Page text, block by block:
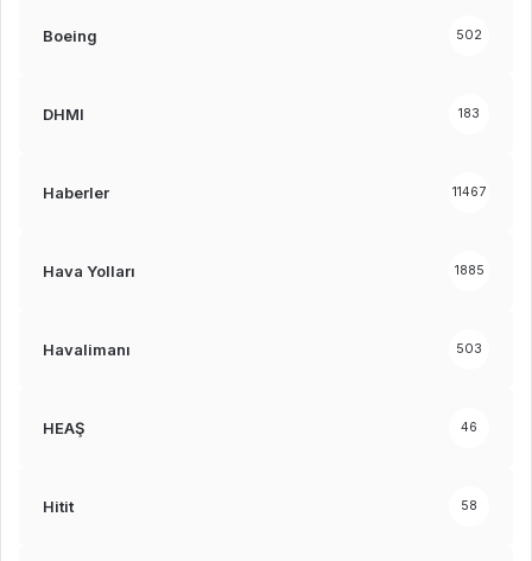
Boeing 502
DHMI 183
Haberler 11467
Hava Yolları 1885
Havalimanı 503
HEAŞ 46
Hitit 58